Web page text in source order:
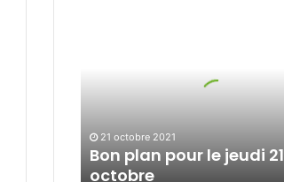
21 octobre 2021
Bon plan pour le jeudi 21
octobre